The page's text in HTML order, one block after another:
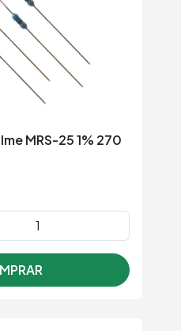
MRS-25 1% 270